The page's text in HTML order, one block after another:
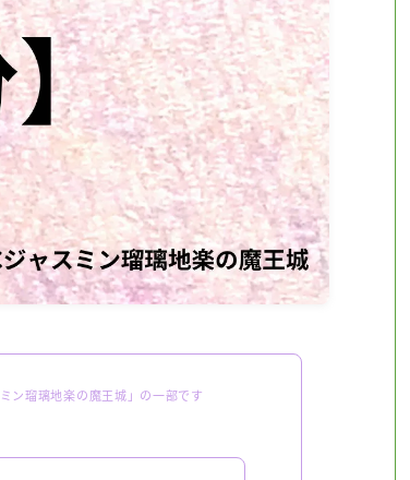
ン瑠璃地楽の魔王城」の一部です